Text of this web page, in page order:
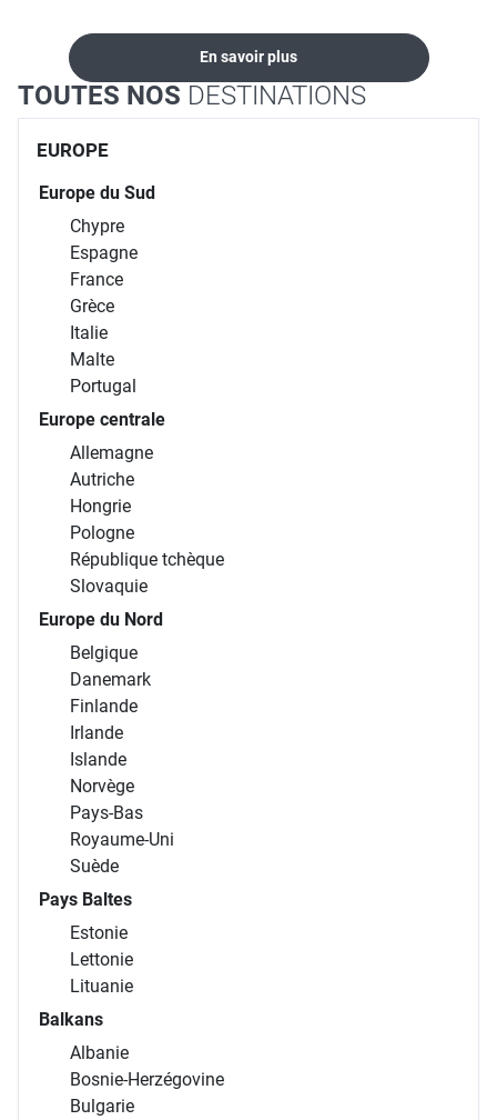
En savoir plus
TOUTES NOS DESTINATIONS
EUROPE
Europe du Sud
Chypre
Espagne
France
Grèce
Italie
Malte
Portugal
Europe centrale
Allemagne
Autriche
Hongrie
Pologne
République tchèque
Slovaquie
Europe du Nord
Belgique
Danemark
Finlande
Irlande
Islande
Norvège
Pays-Bas
Royaume-Uni
Suède
Pays Baltes
Estonie
Lettonie
Lituanie
Balkans
Albanie
Bosnie-Herzégovine
Bulgarie